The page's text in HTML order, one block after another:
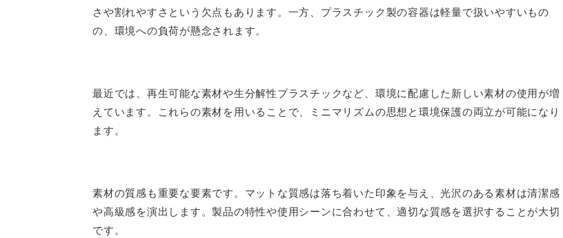
さや割れやすさという欠点もあります。一方、プラスチック製の容器は軽量で扱いやすいもの
の、環境への負荷が懸念されます。
最近では、再生可能な素材や生分解性プラスチックなど、環境に配慮した新しい素材の使用が増
えています。これらの素材を用いることで、ミニマリズムの思想と環境保護の両立が可能になり
ます。
素材の質感も重要な要素です。マットな質感は落ち着いた印象を与え、光沢のある素材は清潔感
や高級感を演出します。製品の特性や使用シーンに合わせて、適切な質感を選択することが大切
です。